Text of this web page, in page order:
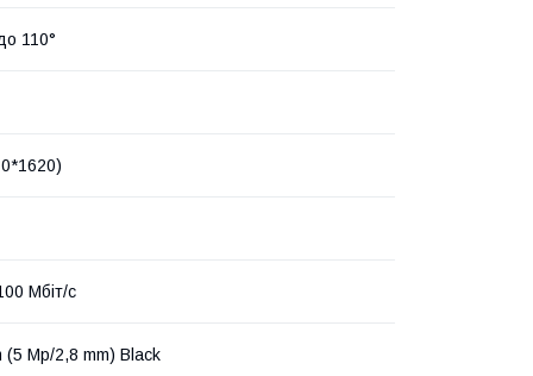
110°
Мбіт/с
(5 Mp/2,8 mm) Black